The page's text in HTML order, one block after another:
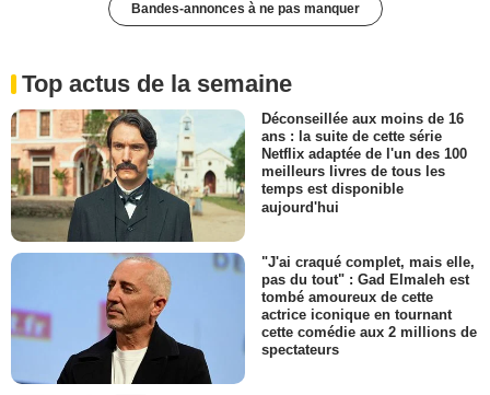
Bandes-annonces à ne pas manquer
Top actus de la semaine
Déconseillée aux moins de 16
ans : la suite de cette série
Netflix adaptée de l'un des 100
meilleurs livres de tous les
temps est disponible
aujourd'hui
"J'ai craqué complet, mais elle,
pas du tout" : Gad Elmaleh est
tombé amoureux de cette
actrice iconique en tournant
cette comédie aux 2 millions de
spectateurs